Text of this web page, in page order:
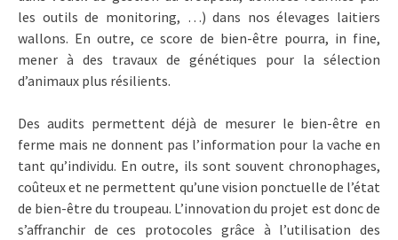
les outils de monitoring, …) dans nos élevages laitiers
wallons. En outre, ce score de bien-être pourra, in fine,
mener à des travaux de génétiques pour la sélection
d’animaux plus résilients.
Des audits permettent déjà de mesurer le bien-être en
ferme mais ne donnent pas l’information pour la vache en
tant qu’individu. En outre, ils sont souvent chronophages,
coûteux et ne permettent qu’une vision ponctuelle de l’état
de bien-être du troupeau. L’innovation du projet est donc de
s’affranchir de ces protocoles grâce à l’utilisation des